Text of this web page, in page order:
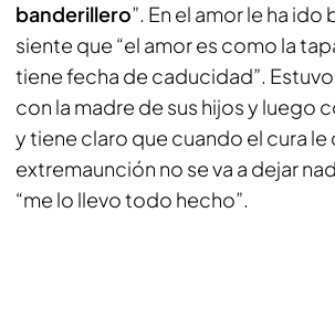
banderillero”. En el amor le ha ido
siente que “el amor es como la
tiene fecha de caducidad”.
con la madre de sus hijos y luego
y tiene claro que cuando el cura le
extremaunción no se va a dejar
“me lo llevo todo hecho”.